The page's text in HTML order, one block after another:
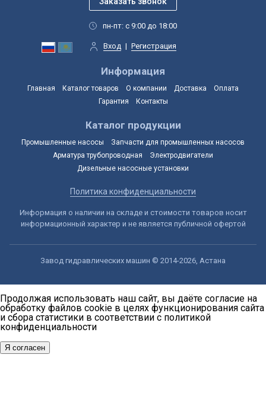
пн-пт: с 9:00 до 18:00
Вход | Регистрация
Информация
Главная Каталог товаров О компании Доставка
Оплата
Гарантия
Контакты
Каталог продукции
Промышленные насосы
Запчасти для промышленных насосов
Арматура трубопроводная
Электродвигатели
Дизельные насосные установки
Политика конфиденциальности
Информация о наличии на складе и стоимости товаров носит
информационный характер и не является публичной офертой
Завод гидравлических машин © 2014-2026, Астана
Продолжая использовать наш сайт, вы даёте согласие на
обработку файлов cookie в целях функционирования сайта
и сбора статистики в соответствии с политикой
конфиденциальности
Я согласен